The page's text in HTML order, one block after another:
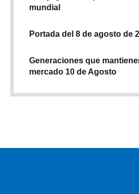
mundial
Portada del 8 de agosto de
Generaciones que
mercado 10 de Agosto